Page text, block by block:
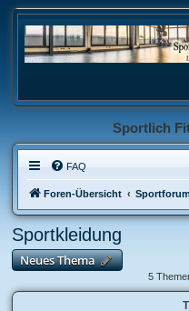
Sportlich
FAQ
Foren-Übersicht Sportforum
Sportkleidung
Neues Thema
5